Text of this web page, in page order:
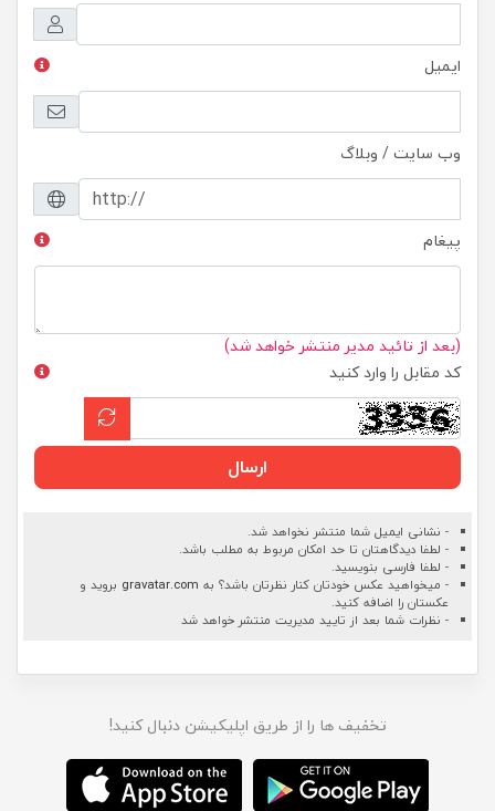
ایمیل
وب سایت / وبلاگ
پیغام
(بعد از تائید مدیر منتشر خواهد شد)
کد مقابل را وارد کنید
ارسال
- نشانی ایمیل شما منتشر نخواهد شد.
- لطفا دیدگاهتان تا حد امکان مربوط به مطلب باشد.
- لطفا فارسی بنویسید.
- میخواهید عکس خودتان کنار نظرتان باشد؟ به gravatar.com بروید و
عکستان را اضافه کنید.
- نظرات شما بعد از تایید مدیریت منتشر خواهد شد
تخفیف ها را از طریق اپلیکیشن دنبال کنید!